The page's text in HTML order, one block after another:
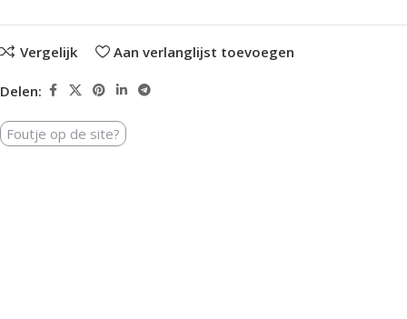
Vergelijk Aan verlanglijst toevoegen
Delen:
Foutje op de site?